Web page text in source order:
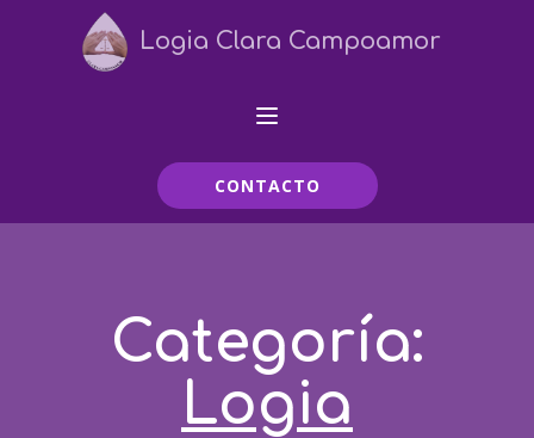
Logia Clara Campoamor
CONTACTO
Categoría:
Logia